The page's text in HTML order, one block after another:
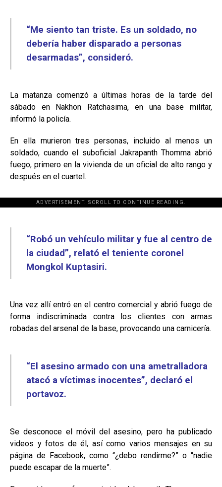
“Me siento tan triste. Es un soldado, no
debería haber disparado a personas
desarmadas”, consideró.
La matanza comenzó a últimas horas de la tarde del
sábado en Nakhon Ratchasima, en una base militar,
informó la policía.
En ella murieron tres personas, incluido al menos un
soldado, cuando el suboficial Jakrapanth Thomma abrió
fuego, primero en la vivienda de un oficial de alto rango y
después en el cuartel.
ADVERTISEMENT. SCROLL TO CONTINUE READING.
[adsforwp id="243463"]
“Robó un vehículo militar y fue al centro de
la ciudad”, relató el teniente coronel
Mongkol Kuptasiri.
Una vez allí entró en el centro comercial y abrió fuego de
forma indiscriminada contra los clientes con armas
robadas del arsenal de la base, provocando una carnicería.
“El asesino armado con una ametralladora
atacó a víctimas inocentes”, declaró el
portavoz.
Se desconoce el móvil del asesino, pero ha publicado
videos y fotos de él, así como varios mensajes en su
página de Facebook, como “¿debo rendirme?” o “nadie
puede escapar de la muerte”.